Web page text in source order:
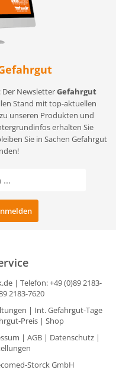
NewsletterGefahrgut
Stand mit top-aktuellen
unseren Produkten und
erhalten Sie
Sie in Sachen Gefahrgut
| Telefon: +49 (0)89 2183-
2183-7620
| Int. Gefahrgut-Tage
Preis| Shop
| AGB| Datenschutz|
Storck GmbH